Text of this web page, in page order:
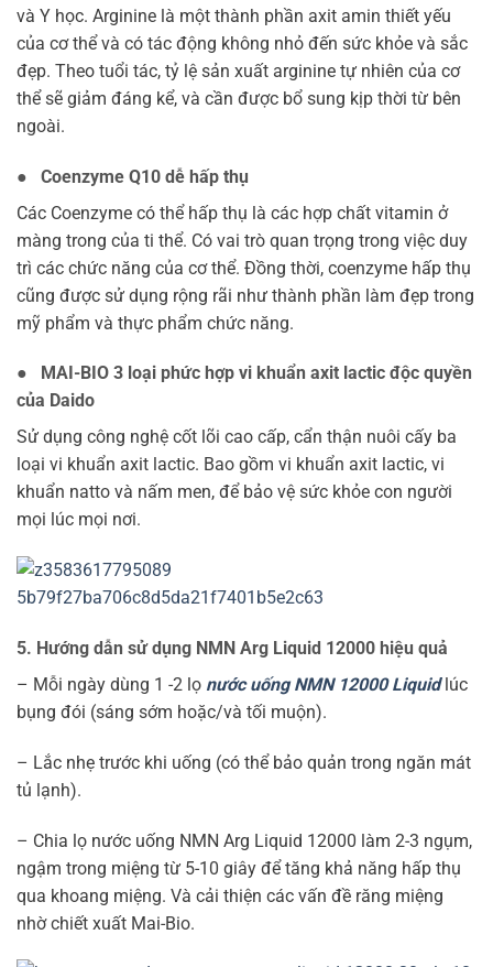
và Y học. Arginine là một thành phần axit amin thiết yếu
của cơ thể và có tác động không nhỏ đến sức khỏe và sắc
đẹp. Theo tuổi tác, tỷ lệ sản xuất arginine tự nhiên của cơ
thể sẽ giảm đáng kể, và cần được bổ sung kịp thời từ bên
ngoài.
● Coenzyme Q10 dễ hấp thụ
Các Coenzyme có thể hấp thụ là các hợp chất vitamin ở
màng trong của ti thể. Có vai trò quan trọng trong việc duy
trì các chức năng của cơ thể. Đồng thời, coenzyme hấp thụ
cũng được sử dụng rộng rãi như thành phần làm đẹp trong
mỹ phẩm và thực phẩm chức năng.
● MAI-BIO 3 loại phức hợp vi khuẩn axit lactic độc quyền
của Daido
Sử dụng công nghệ cốt lõi cao cấp, cẩn thận nuôi cấy ba
loại vi khuẩn axit lactic. Bao gồm vi khuẩn axit lactic, vi
khuẩn natto và nấm men, để bảo vệ sức khỏe con người
mọi lúc mọi nơi.
5. Hướng dẫn sử dụng NMN Arg Liquid 12000 hiệu quả
– Mỗi ngày dùng 1 -2 lọ nước uống NMN 12000 Liquidlúc
bụng đói (sáng sớm hoặc/và tối muộn).
– Lắc nhẹ trước khi uống (có thể bảo quản trong ngăn mát
tủ lạnh).
– Chia lọ nước uống NMN Arg Liquid 12000 làm 2-3 ngụm,
ngậm trong miệng từ 5-10 giây để tăng khả năng hấp thụ
qua khoang miệng. Và cải thiện các vấn đề răng miệng
nhờ chiết xuất Mai-Bio.